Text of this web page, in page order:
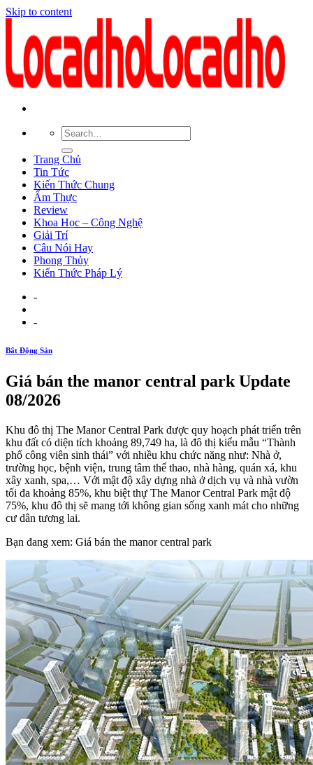
Skip to content
Trang Chủ
Tin Tức
Kiến Thức Chung
Ẩm Thực
Review
Khoa Học – Công Nghệ
Giải Trí
Câu Nói Hay
Phong Thủy
Kiến Thức Pháp Lý
-
-
Bất Động Sản
Giá bán the manor central park Update
08/2026
Khu đô thị The Manor Central Park được quy hoạch phát triển trên
khu đất có diện tích khoảng 89,749 ha, là đô thị kiểu mẫu “Thành
phố công viên sinh thái” với nhiều khu chức năng như: Nhà ở,
trường học, bệnh viện, trung tâm thể thao, nhà hàng, quán xá, khu
xây xanh, spa,… Với mật độ xây dựng nhà ở dịch vụ và nhà vườn
tối đa khoảng 85%, khu biệt thự The Manor Central Park mật độ
75%, khu đô thị sẽ mang tới không gian sống xanh mát cho những
cư dân tương lai.
Bạn đang xem: Giá bán the manor central park